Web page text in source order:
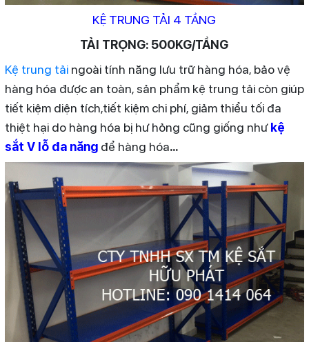
KỆ TRUNG TẢI 4 TẦNG
TẢI TRỌNG: 500KG/TẦNG
Kệ trung tảingoài tính năng lưu trữ hàng hóa, bảo vệ
hàng hóa được an toàn, sản phẩm kệ trung tải còn giúp
tiết kiệm diện tích,tiết kiệm chi phí, giảm thiểu tối đa
thiệt hại do hàng hóa bị hư hỏng cũng giống nhưkệ
sắt V lỗ đa năngđể hàng hóa...